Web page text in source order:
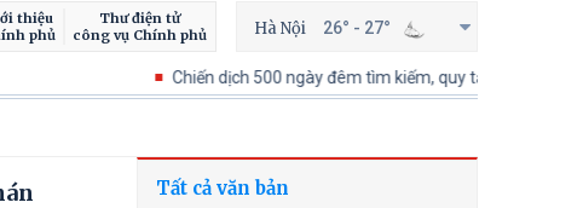
thiệu
phủ
Thư điện tử
công vụ Chính phủ
Hà Nội 26° - 27°
Chiến dịch 500 ngày đêm tìm kiếm, quy tập và xác định danh
Tất cả văn bản